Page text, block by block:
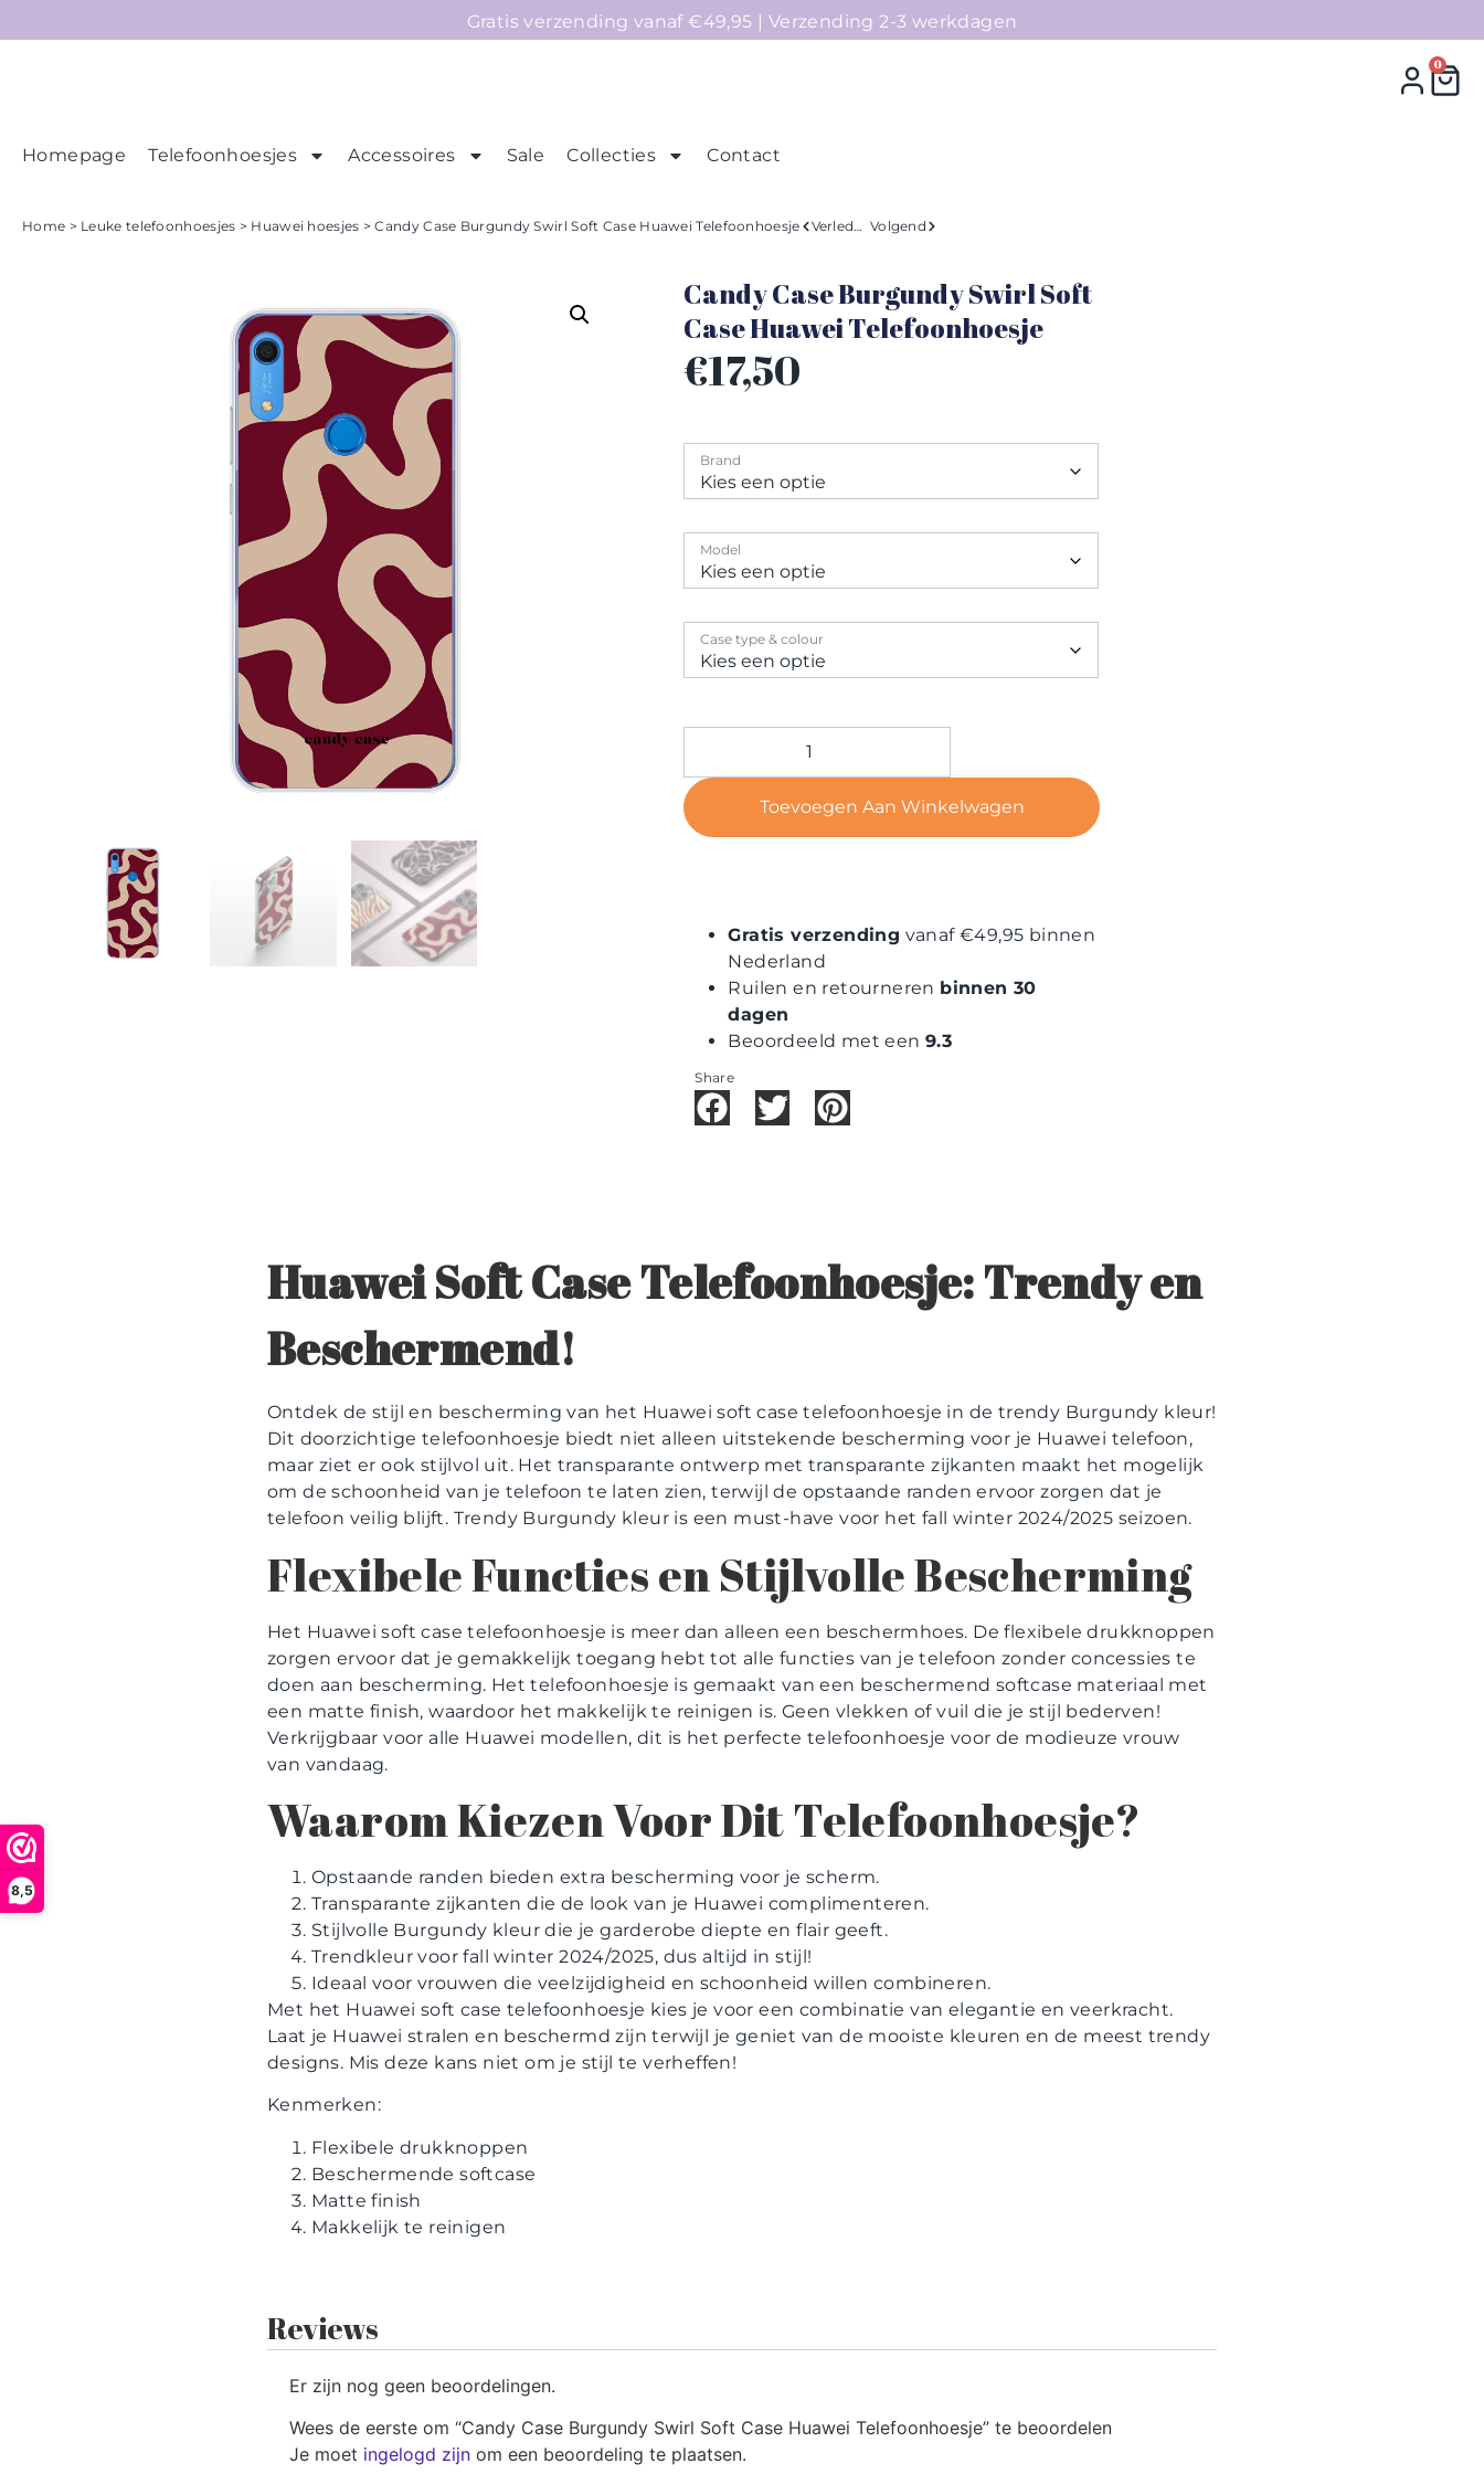
8,5
Gratis verzending vanaf €49,95 | Verzending 2-3 werkdagen
0
Homepage Telefoonhoesjes Accessoires Sale Collecties Contact
Home > Leuke telefoonhoesjes > Huawei hoesjes > Candy Case Burgundy Swirl Soft Case Huawei Telefoonhoesje Verleden Volgend
Candy Case Burgundy Swirl Soft
Case Huawei Telefoonhoesje
€17,50
Brand
Model
Case type & colour
Toevoegen Aan Winkelwagen
Gratis verzending vanaf €49,95 binnen
Nederland
Ruilen en retourneren binnen 30
dagen
Beoordeeld met een9.3
Share
Huawei Soft Case Telefoonhoesje: Trendy en
Beschermend!
Ontdek de stijl en bescherming van het Huawei soft case telefoonhoesje in de trendy Burgundy kleur!
Dit doorzichtige telefoonhoesje biedt niet alleen uitstekende bescherming voor je Huawei telefoon,
maar ziet er ook stijlvol uit. Het transparante ontwerp met transparante zijkanten maakt het mogelijk
om de schoonheid van je telefoon te laten zien, terwijl de opstaande randen ervoor zorgen dat je
telefoon veilig blijft. Trendy Burgundy kleur is een must-have voor het fall winter 2024/2025 seizoen.
Flexibele Functies en Stijlvolle Bescherming
Het Huawei soft case telefoonhoesje is meer dan alleen een beschermhoes. De flexibele drukknoppen
zorgen ervoor dat je gemakkelijk toegang hebt tot alle functies van je telefoon zonder concessies te
doen aan bescherming. Het telefoonhoesje is gemaakt van een beschermend softcase materiaal met
een matte finish, waardoor het makkelijk te reinigen is. Geen vlekken of vuil die je stijl bederven!
Verkrijgbaar voor alle Huawei modellen, dit is het perfecte telefoonhoesje voor de modieuze vrouw
van vandaag.
Waarom Kiezen Voor Dit Telefoonhoesje?
Opstaande randen bieden extra bescherming voor je scherm.
Transparante zijkanten die de look van je Huawei complimenteren.
Stijlvolle Burgundy kleur die je garderobe diepte en flair geeft.
Trendkleur voor fall winter 2024/2025, dus altijd in stijl!
Ideaal voor vrouwen die veelzijdigheid en schoonheid willen combineren.
Met het Huawei soft case telefoonhoesje kies je voor een combinatie van elegantie en veerkracht.
Laat je Huawei stralen en beschermd zijn terwijl je geniet van de mooiste kleuren en de meest trendy
designs. Mis deze kans niet om je stijl te verheffen!
Kenmerken:
Flexibele drukknoppen
Beschermende softcase
Matte finish
Makkelijk te reinigen
Reviews
Er zijn nog geen beoordelingen.
Wees de eerste om “Candy Case Burgundy Swirl Soft Case Huawei Telefoonhoesje” te beoordelen
Je moet ingelogd zijn om een beoordeling te plaatsen.